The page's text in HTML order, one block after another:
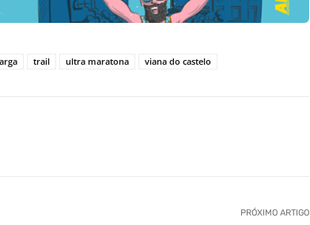
trail ultra maratona viana do castelo
PRÓXIMO ARTIGO